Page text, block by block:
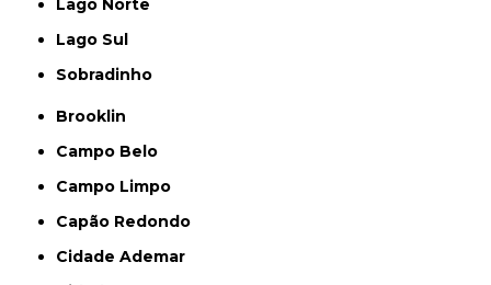
Lago Norte
Lago Sul
Sobradinho
Brooklin
Campo Belo
Campo Limpo
Capão Redondo
Cidade Ademar